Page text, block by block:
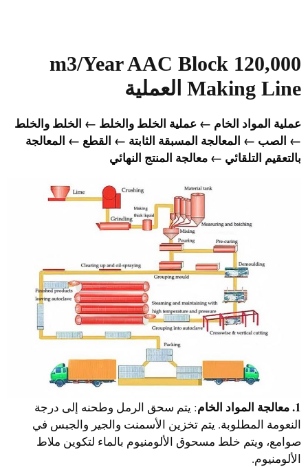
120,000 m3/Year AAC Block
Making Lineالعملية
عملية المواد الخام ← عملية الخلط والخلط ← الخلط والخلط
← الصب ← المعالجة المسبقة الثابتة ← القطع ← المعالجة
بالتعقيم التلقائي ← معالجة المنتج النهائي
1. معالجة المواد الخام
: يتم سحق الرمل وطحنه إلى درجة
النعومة المطلوبة. يتم تخزين الأسمنت والجير والجبس في
صوامع، ويتم خلط مسحوق الألومنيوم بالماء لتكوين ملاط
الألومنيوم.